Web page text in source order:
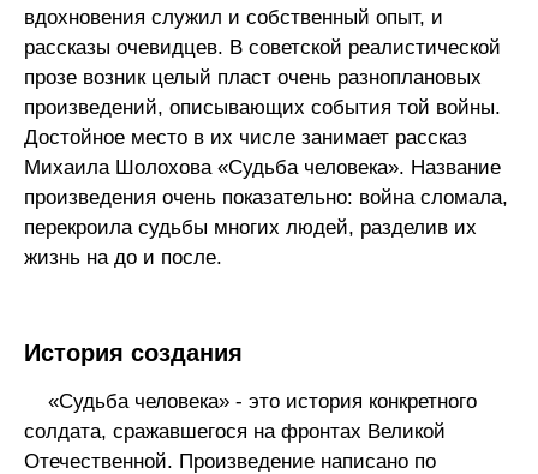
вдохновения служил и собственный опыт, и
рассказы очевидцев. В советской реалистической
прозе возник целый пласт очень разноплановых
произведений, описывающих события той войны.
Достойное место в их числе занимает рассказ
Михаила Шолохова «Судьба человека». Название
произведения очень показательно: война сломала,
перекроила судьбы многих людей, разделив их
жизнь на до и после.
История создания
«Судьба человека» - это история конкретного
солдата, сражавшегося на фронтах Великой
Отечественной. Произведение написано по